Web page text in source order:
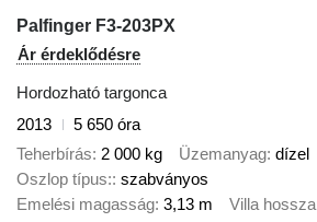
Palfinger F3-203PX
Ár érdeklődésre
Hordozható targonca
2013
5 650 óra
Teherbírás 2 000 kg Üzemanyag dízel
Oszlop típus: szabványos
Emelési magasság 3,13 m Villa hossza